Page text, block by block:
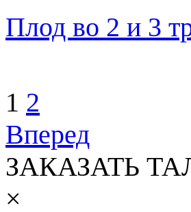
Плод во 2 и 3
1 2
Вперед
ЗАКАЗАТЬ
×